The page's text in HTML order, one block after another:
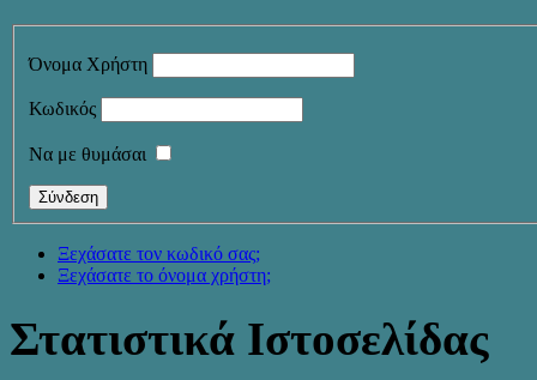
Όνομα Χρήστη
Κωδικός
Να με θυμάσαι
Ξεχάσατε τον κωδικό σας;
Ξεχάσατε το όνομα χρήστη;
Στατιστικά Ιστοσελίδας